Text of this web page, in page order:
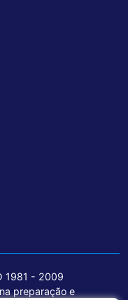
1981 - 2009
preparação e